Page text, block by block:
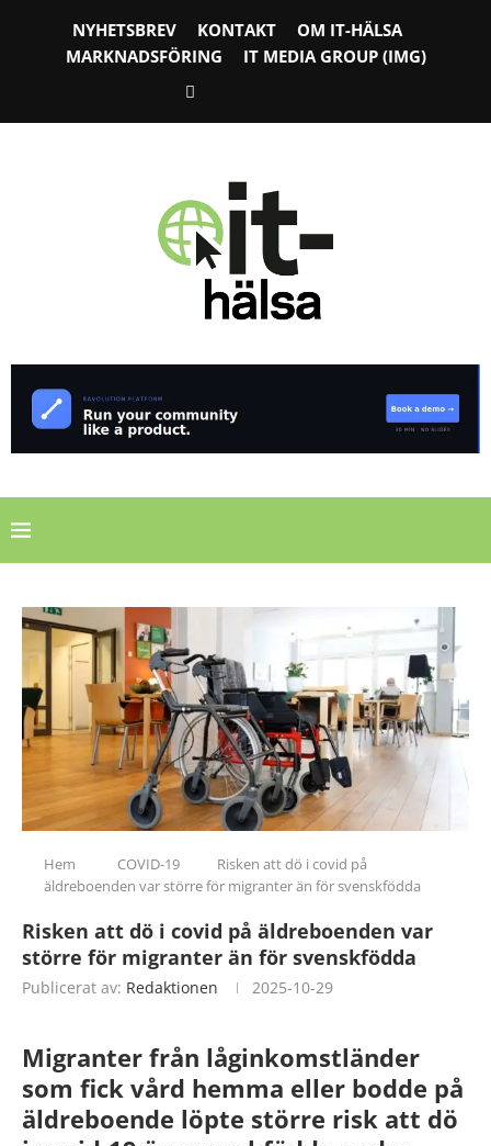
NYHETSBREV KONTAKT
OM IT-HÄLSA
MARKNADSFÖRING
IT MEDIA GROUP (IMG)
Hem COVID-19
Risken att dö i covid på
äldreboenden var större för migranter än för svenskfödda
Risken att dö i covid på äldreboenden var
större för migranter än för svenskfödda
Publicerat av: Redaktionen 2025-10-29
Migranter från låginkomstländer
som fick vård hemma eller bodde på
äldreboende löpte större risk att dö